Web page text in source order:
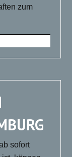
zum
sofort